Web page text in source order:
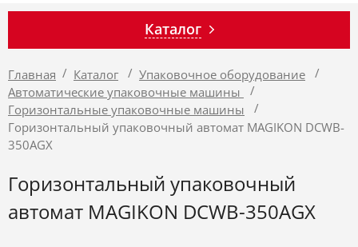
Каталог
Главная / Каталог / Упаковочное оборудование /
Автоматические упаковочные машины
/
Горизонтальные упаковочные машины
/
Горизонтальный упаковочный автомат MAGIKON DCWB-
350AGX
Горизонтальный упаковочный
автомат MAGIKON DCWB-350AGX